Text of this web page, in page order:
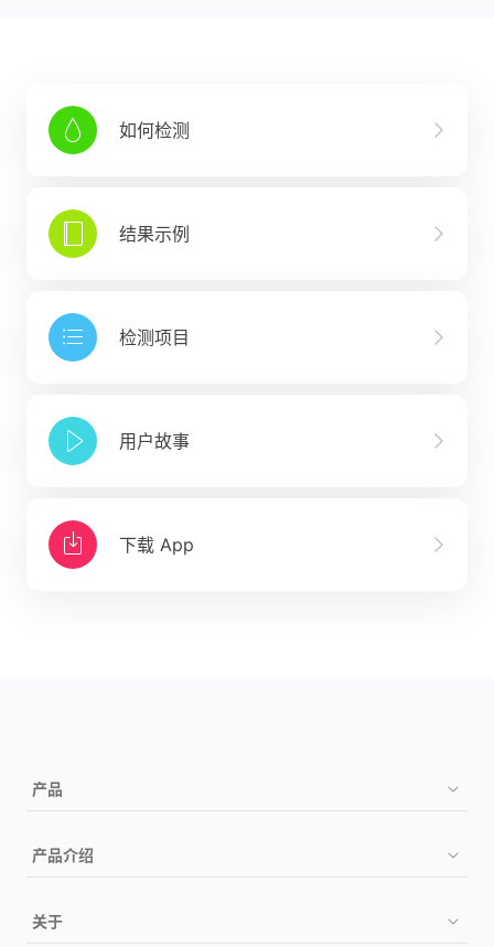
如何检测
结果示例
检测项目
用户故事
下载 App
产品
购买
检测项目
产品介绍
祖源
关于